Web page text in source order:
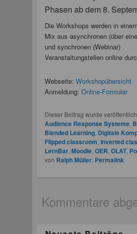
Phasen ab dem 8.
Die Workshops werden in einem
Mix aus asynchronen (über
und synchronen (Webinar)
Veranstaltungsteilen online
Webseite: Workshopübersicht
Anmeldung: Online-Formular
Dieser Beitrag wurde
Audience Response Systeme,
Blended Learning, Digitale
Flipped classroom Inverted
LernBar, Moodle, OER OLAT,
von Ralph Müller. Permalink
Kommentare